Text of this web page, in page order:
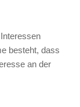
besteht, dass
an der